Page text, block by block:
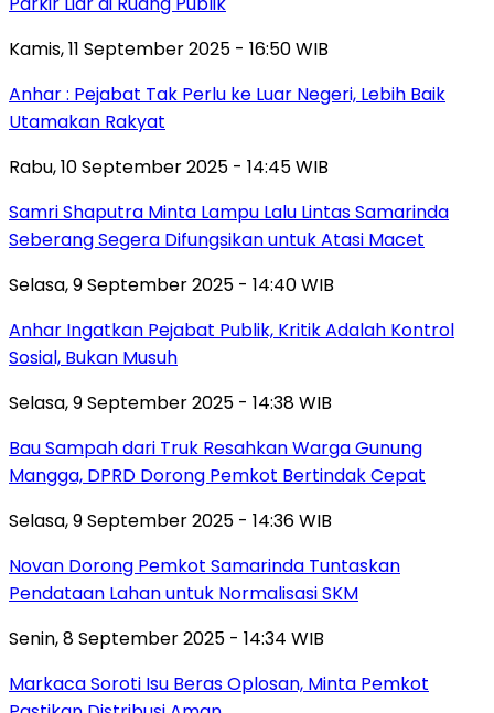
Kamis, 11 September 2025 - 16:50 WIB
Anhar : Pejabat Tak Perlu ke Luar Negeri, Lebih Baik
Utamakan Rakyat
Rabu, 10 September 2025 - 14:45 WIB
Samri Shaputra Minta Lampu Lalu Lintas Samarinda
Seberang Segera Difungsikan untuk Atasi Macet
Selasa, 9 September 2025 - 14:40 WIB
Anhar Ingatkan Pejabat Publik, Kritik Adalah Kontrol
Sosial, Bukan Musuh
Selasa, 9 September 2025 - 14:38 WIB
Bau Sampah dari Truk Resahkan Warga Gunung
Mangga, DPRD Dorong Pemkot Bertindak Cepat
Selasa, 9 September 2025 - 14:36 WIB
Novan Dorong Pemkot Samarinda Tuntaskan
Pendataan Lahan untuk Normalisasi SKM
Senin, 8 September 2025 - 14:34 WIB
Markaca Soroti Isu Beras Oplosan, Minta Pemkot